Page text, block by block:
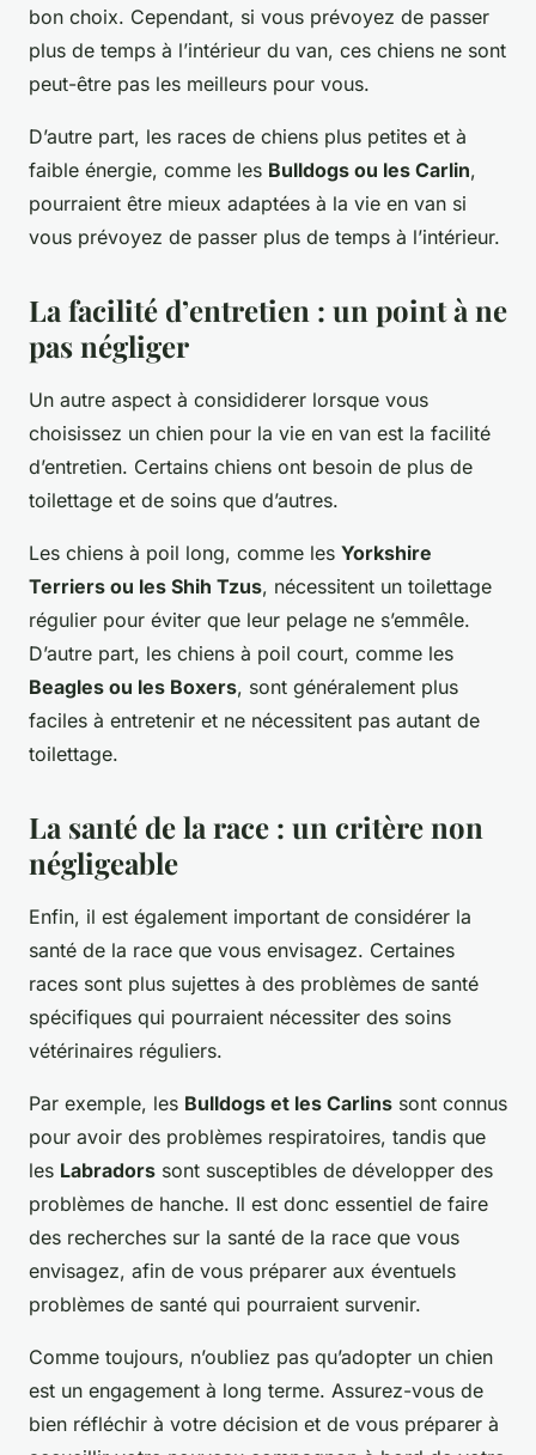
bon choix. Cependant, si vous prévoyez de passer
plus de temps à l’intérieur du van, ces chiens ne sont
peut-être pas les meilleurs pour vous.
D’autre part, les races de chiens plus petites et à
faible énergie, comme les Bulldogs ou les Carlin,
pourraient être mieux adaptées à la vie en van si
vous prévoyez de passer plus de temps à l’intérieur.
La facilité d’entretien : un point à ne
pas négliger
Un autre aspect à consididerer lorsque vous
choisissez un chien pour la vie en van est la facilité
d’entretien. Certains chiens ont besoin de plus de
toilettage et de soins que d’autres.
Les chiens à poil long, comme les Yorkshire
Terriers ou les Shih Tzus, nécessitent un toilettage
régulier pour éviter que leur pelage ne s’emmêle.
D’autre part, les chiens à poil court, comme les
Beagles ou les Boxers, sont généralement plus
faciles à entretenir et ne nécessitent pas autant de
toilettage.
La santé de la race : un critère non
négligeable
Enfin, il est également important de considérer la
santé de la race que vous envisagez. Certaines
races sont plus sujettes à des problèmes de santé
spécifiques qui pourraient nécessiter des soins
vétérinaires réguliers.
Par exemple, les Bulldogs et les Carlins sont connus
pour avoir des problèmes respiratoires, tandis que
les Labradors sont susceptibles de développer des
problèmes de hanche. Il est donc essentiel de faire
des recherches sur la santé de la race que vous
envisagez, afin de vous préparer aux éventuels
problèmes de santé qui pourraient survenir.
Comme toujours, n’oubliez pas qu’adopter un chien
est un engagement à long terme. Assurez-vous de
bien réfléchir à votre décision et de vous préparer à